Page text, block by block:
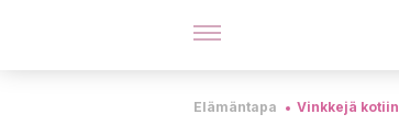
Elämäntapa Vinkkejä kotiin